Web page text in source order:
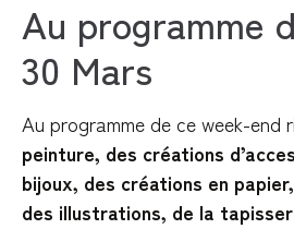
Au programme
30 Mars
Au programme de ce week-end
peinture, des créations
bijoux, des créations en
des illustrations, de la